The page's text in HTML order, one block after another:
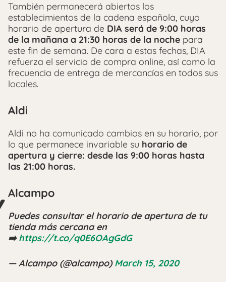
También permanecerá abiertos los
establecimientos de la cadena española, cuyo
horario de apertura de DIA será de 9:00 horas
de la mañana a 21:30 horas de la noche para
este fin de semana. De cara a estas fechas, DIA
refuerza el servicio de compra online, así como la
frecuencia de entrega de mercancías en todos sus
locales.
Aldi
Aldi no ha comunicado cambios en su horario, por
lo que permanece invariable su horario de
apertura y cierre: desde las 9:00 horas hasta
las 21:00 horas.
Alcampo
Puedes consultar el horario de apertura de tu
tienda más cercana en
➡️https://t.co/q0E6OAgGdG
— Alcampo (@alcampo)March 15, 2020